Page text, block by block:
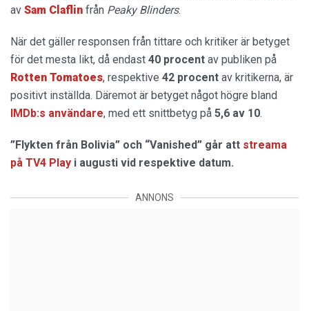
av Sam Claflin från Peaky Blinders.
När det gäller responsen från tittare och kritiker är betyget
för det mesta likt, då endast 40 procent av publiken på
Rotten Tomatoes, respektive 42 procent av kritikerna, är
positivt inställda. Däremot är betyget något högre bland
IMDb:s användare, med ett snittbetyg på 5,6 av 10.
”Flykten från Bolivia” och “Vanished” går att streama
på TV4 Play i augusti vid respektive datum.
ANNONS